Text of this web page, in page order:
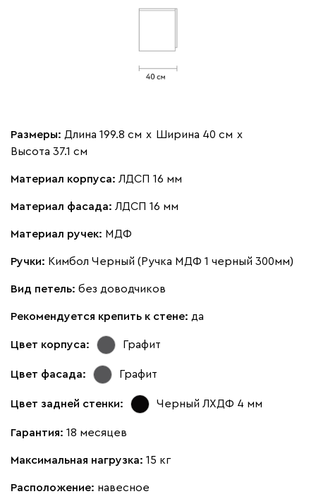
Размеры: Длина 199.8 см х Ширина 40 см х
Высота 37.1 см
Материал корпуса: ЛДСП 16 мм
Материал фасада: ЛДСП 16 мм
Материал ручек: МДФ
Ручки: Кимбол Черный (Ручка МДФ 1 черный 300мм)
Вид петель: без доводчиков
Рекомендуется крепить к стене: да
Цвет корпуса: Графит
Цвет фасада: Графит
Цвет задней стенки: Черный ЛХДФ 4 мм
Гарантия: 18 месяцев
Максимальная нагрузка: 15 кг
Расположение: навесное